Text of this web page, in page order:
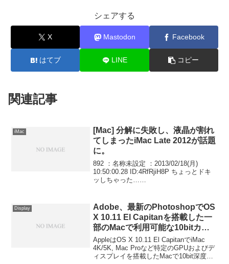
シェアする
X Mastodon Facebook
はてブ LINE コピー
関連記事
iMac
[Mac] 分解に失敗し、液晶が割れ
てしまったiMac Late 2012が話題
に。
892 ：名称未設定 ：2013/02/18(月)
10:50:00.28 ID:4RfRjiH8P ちょっとドキ
ッしちゃった…
Display
Adobe、最新のPhotoshopでOS
X 10.11 El Capitanを搭載した一
部のMacで利用可能な10bitカラ
ー表示をサポート。
AppleはOS X 10.11 El CapitanでiMac
4K/5K, Mac Proなど特定のGPUおよびデ
ィスプレイを搭載したMacで10bit深度の